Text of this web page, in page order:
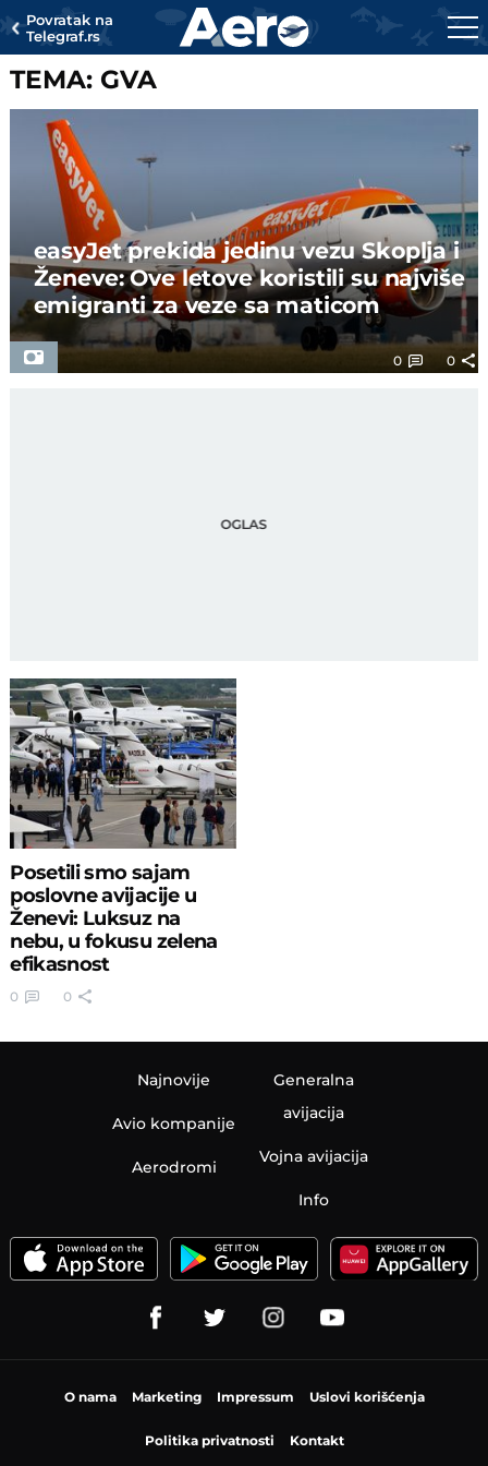
Povratak na
Telegraf.rs
TEMA: GVA
easyJet prekida jedinu vezu Skoplja i
Ženeve: Ove letove koristili su najviše
emigranti za veze sa maticom
0 0
Posetili smo sajam
poslovne avijacije u
Ženevi: Luksuz na
nebu, u fokusu zelena
efikasnost
0 0
Najnovije
Avio kompanije
Aerodromi
Generalna
avijacija
Vojna avijacija
Info
O nama Marketing Impressum Uslovi korišćenja
Politika privatnosti Kontakt